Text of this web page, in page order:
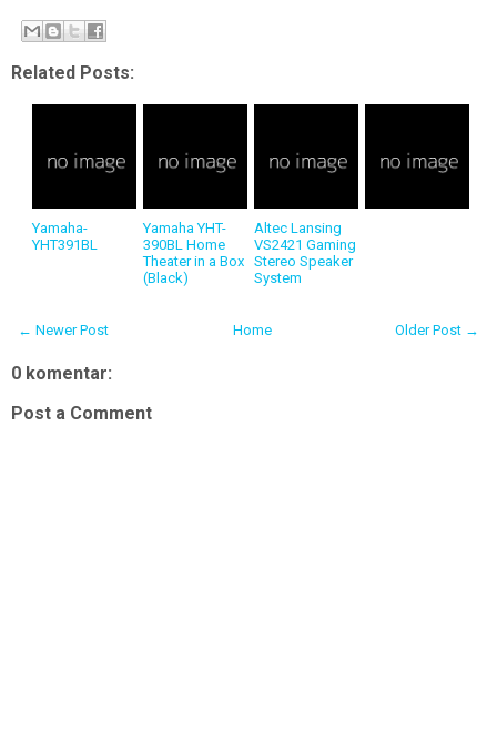
Related Posts:
Yamaha-
YHT391BL
Yamaha YHT-
390BL Home
Theater in a Box
(Black)
Altec Lansing
VS2421 Gaming
Stereo Speaker
System
← Newer Post Older Post →
Home
0 komentar:
Post a Comment